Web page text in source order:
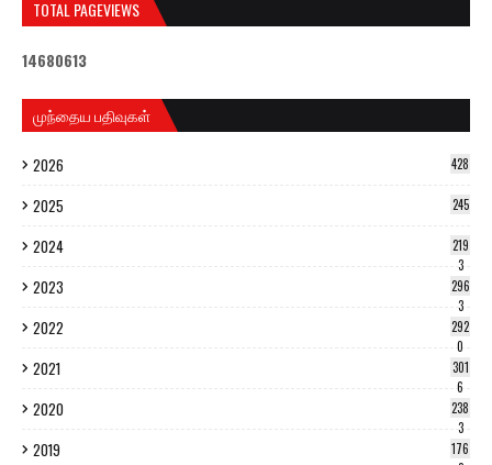
TOTAL PAGEVIEWS
14680613
முந்தைய பதிவுகள்
2026 428
2025 245
2024
219
3
2023
296
3
2022
292
0
2021
301
6
2020
238
3
2019
176